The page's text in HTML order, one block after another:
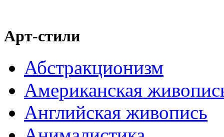
Арт-стили
Абстракционизм
Американская
Английская живопись